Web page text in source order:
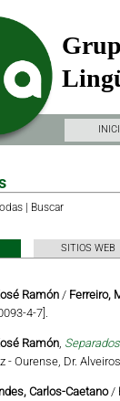
| Buscar
SITIOS WEB
Ramón/ Ferreiro,
4-7].
Ramón,
- Ourense, Dr.
Carlos-Caetano/